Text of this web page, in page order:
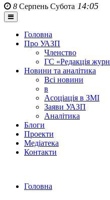
8 Серпень Субота 14:05
Головна
Про УАЗП
Членство
ГС «Редакція
Новини та аналітика
Всі новини
в
Асоціація в ЗМІ
Заяви УАЗП
Аналітика
Блоги
Проекти
Медіатека
Контакти
Головна